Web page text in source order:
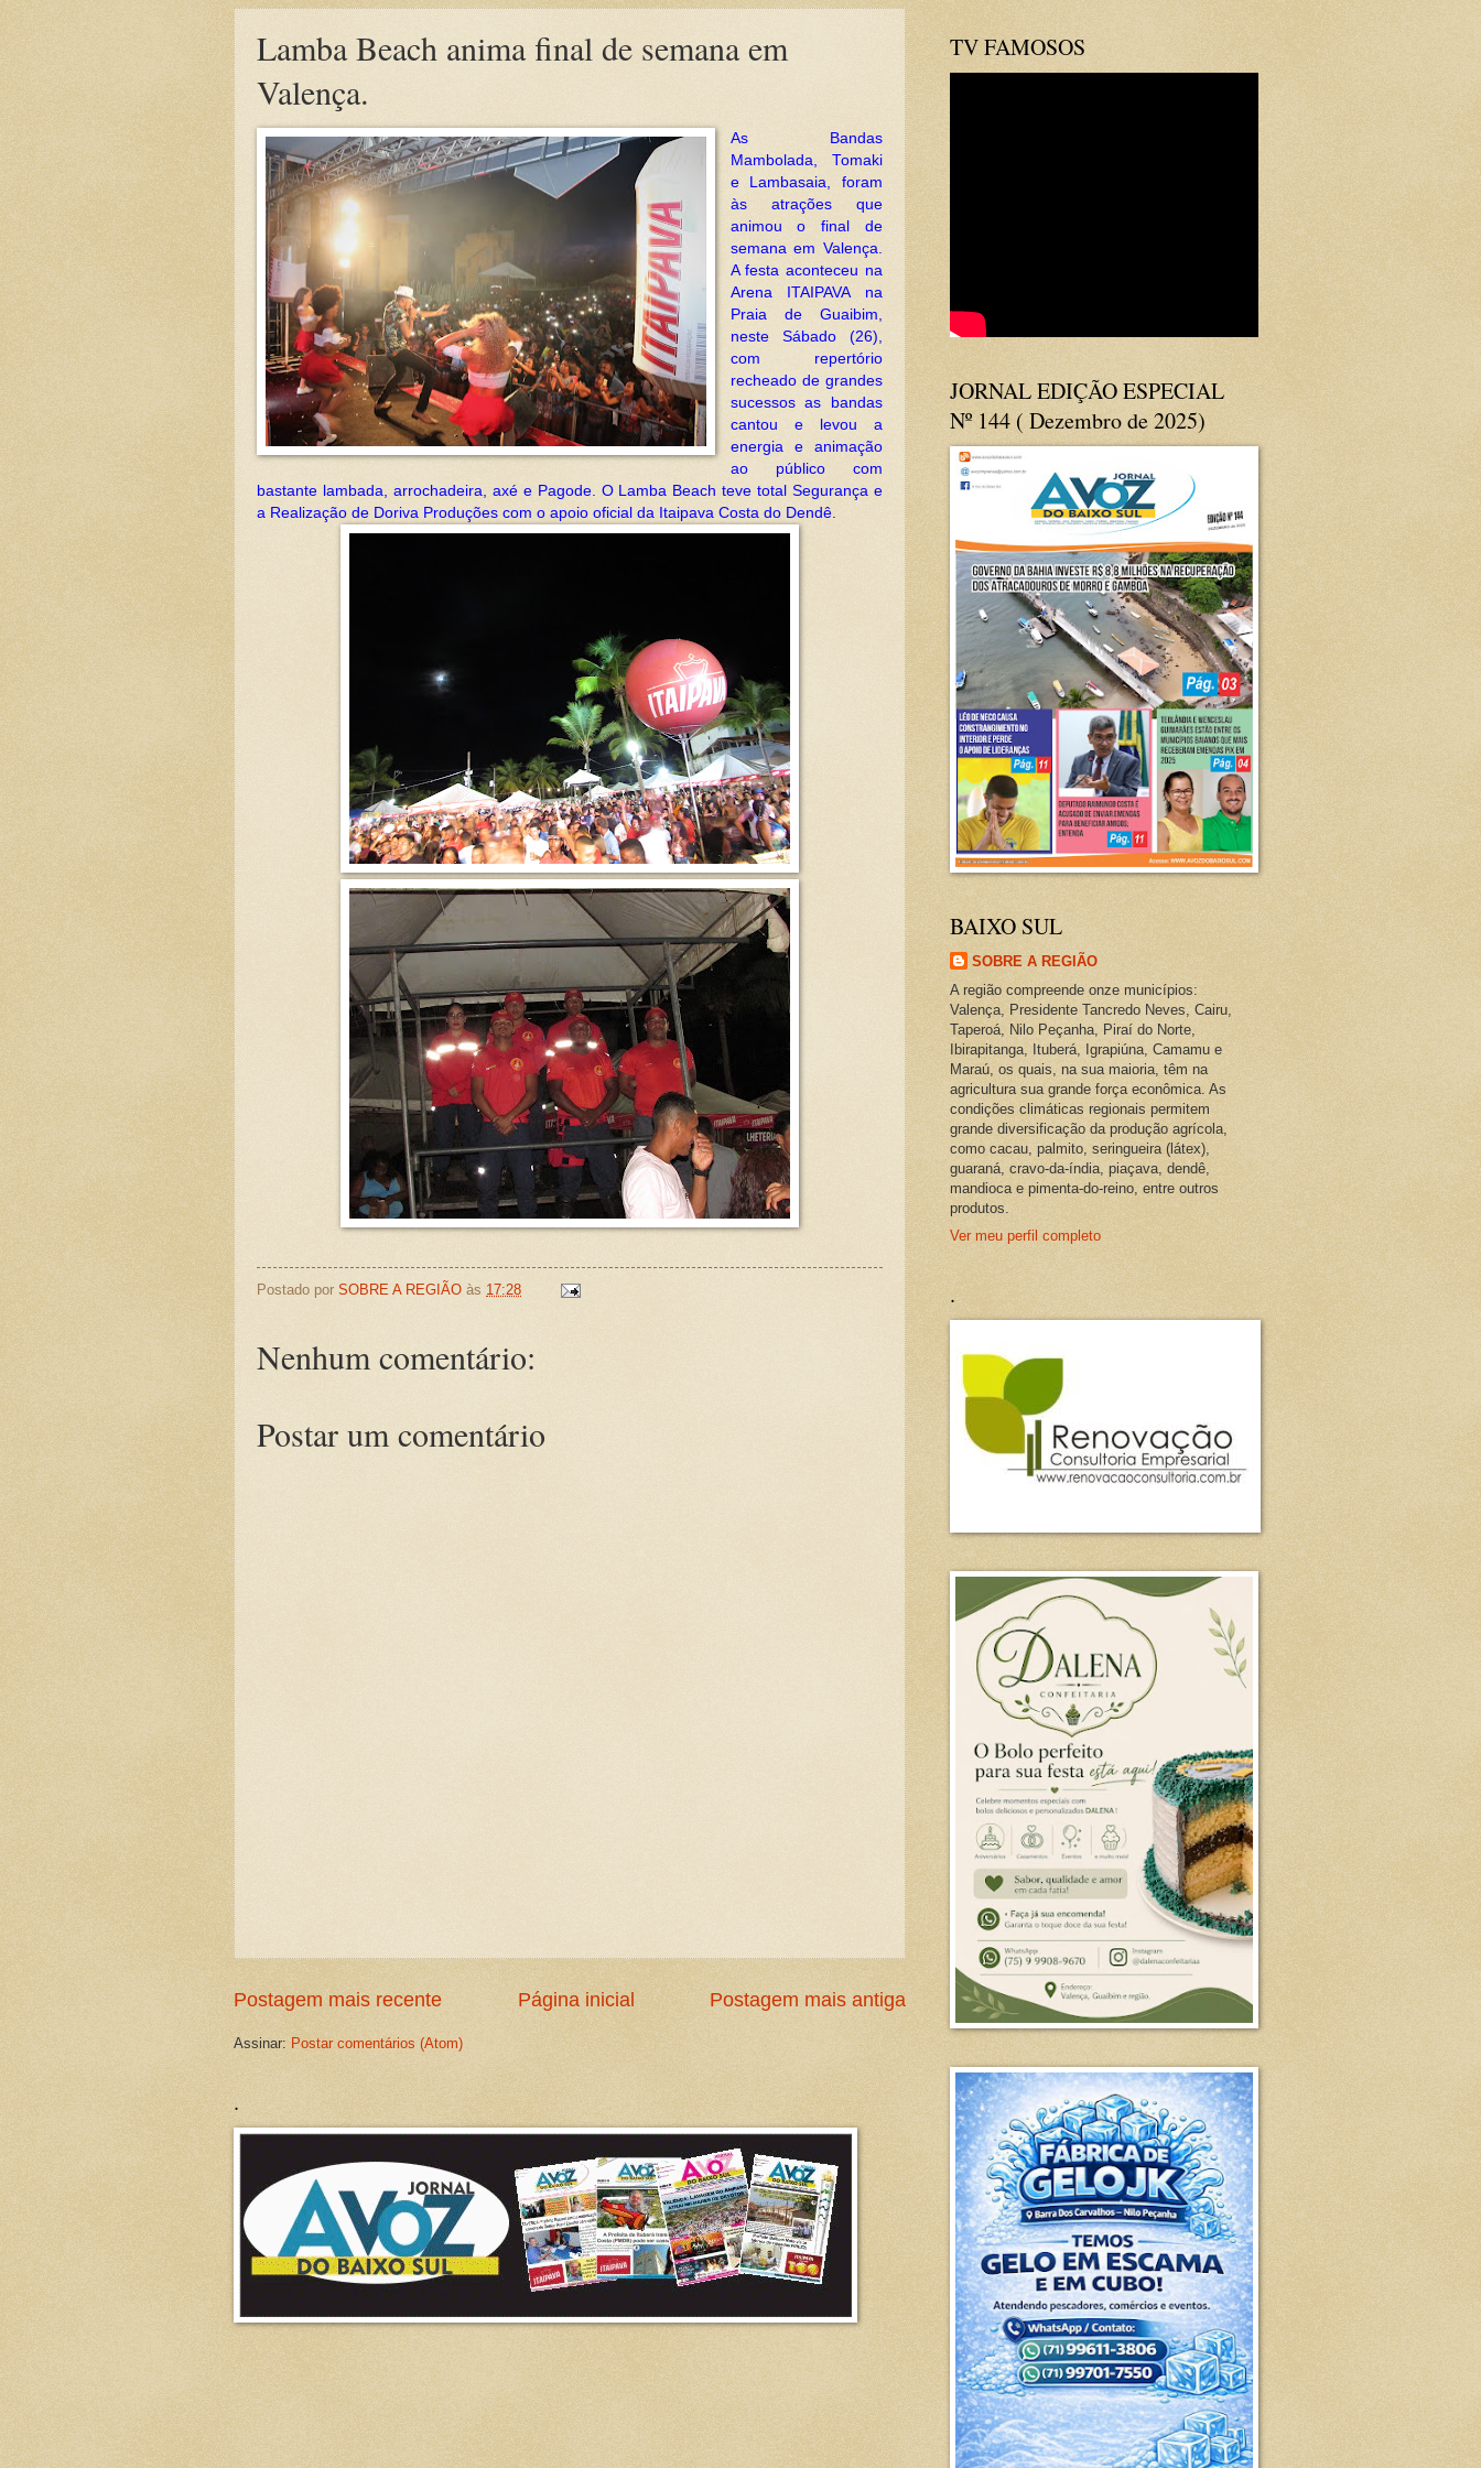
Lamba Beach anima final de semana em
Valença.
As Bandas
Mambolada, Tomaki
e Lambasaia, foram
às atrações que
animou o final de
semana em Valença.
A festa aconteceu na
Arena ITAIPAVA na
Praia de Guaibim,
neste Sábado (26),
com repertório
recheado de grandes
sucessos as bandas
cantou e levou a
energia e animação
ao público com
bastante lambada, arrochadeira, axé e Pagode. O Lamba Beach teve total Segurança e
a Realização de Doriva Produções com o apoio oficial da Itaipava Costa do Dendê.
Postado por SOBRE A REGIÃO às 17:28
Nenhum comentário:
Postar um comentário
Postagem mais recente Postagem mais antiga
Página inicial
Assinar: Postar comentários (Atom)
.
TV FAMOSOS
JORNAL EDIÇÃO ESPECIAL
Nº 144 ( Dezembro de 2025)
BAIXO SUL
SOBRE A REGIÃO
A região compreende onze municípios:
Valença, Presidente Tancredo Neves, Cairu,
Taperoá, Nilo Peçanha, Piraí do Norte,
Ibirapitanga, Ituberá, Igrapiúna, Camamu e
Maraú, os quais, na sua maioria, têm na
agricultura sua grande força econômica. As
condições climáticas regionais permitem
grande diversificação da produção agrícola,
como cacau, palmito, seringueira (látex),
guaraná, cravo-da-índia, piaçava, dendê,
mandioca e pimenta-do-reino, entre outros
produtos.
Ver meu perfil completo
.